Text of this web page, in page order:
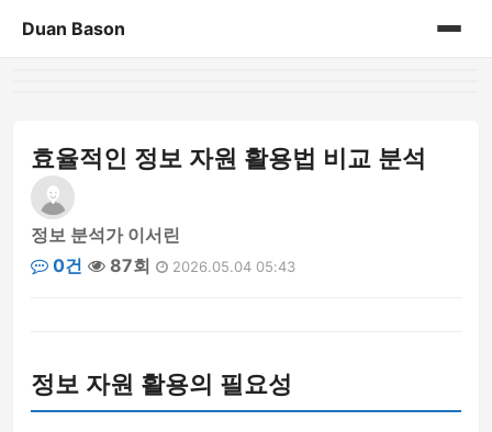
Duan Bason
효율적인 정보 자원 활용법 비교 분석
정보 분석가 이서린
0건
87회 2026.05.04 05:43
정보 자원 활용의 필요성